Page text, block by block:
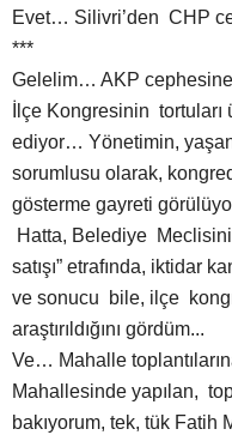
Evet… Silivri’den CHP
***
Gelelim… AKP
İlçe Kongresinin
ediyor… Yönetimin,
sorumlusu olarak,
gösterme gayreti
Hatta, Belediye
satışı” etrafında, iktidar
ve sonucu bile, ilçe
araştırıldığını gördüm...
Ve… Mahalle
Mahallesinde yapılan,
bakıyorum, tek, tük